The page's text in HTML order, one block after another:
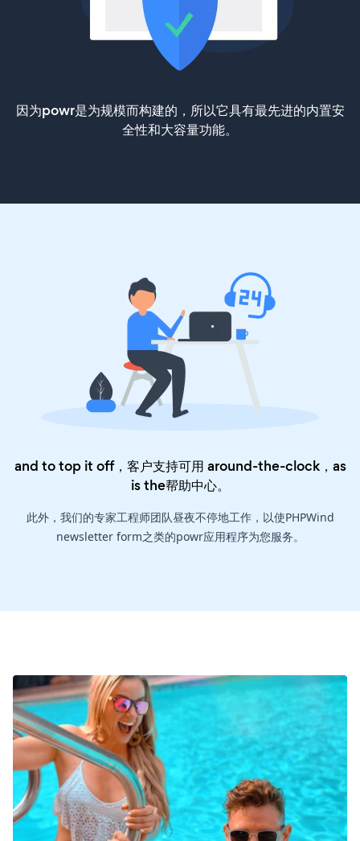
因为powr是为规模而构建的，所以它具有最先进的内置安
全性和大容量功能。
and to top it off，客户支持可用 around-the-clock，as
is the帮助中心。
此外，我们的专家工程师团队昼夜不停地工作，以使PHPWind
newsletter form之类的powr应用程序为您服务。